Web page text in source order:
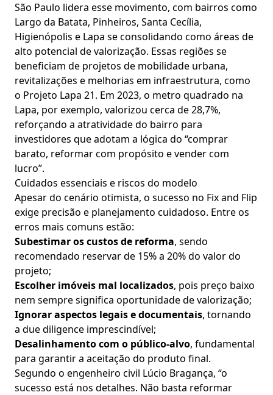
São Paulo lidera esse movimento, com bairros como
Largo da Batata, Pinheiros, Santa Cecília,
Higienópolis e Lapa se consolidando como áreas de
alto potencial de valorização. Essas regiões se
beneficiam de projetos de mobilidade urbana,
revitalizações e melhorias em infraestrutura, como
o Projeto Lapa 21. Em 2023, o metro quadrado na
Lapa, por exemplo, valorizou cerca de 28,7%,
reforçando a atratividade do bairro para
investidores que adotam a lógica do “comprar
barato, reformar com propósito e vender com
lucro”.
Cuidados essenciais e riscos do modelo
Apesar do cenário otimista, o sucesso no Fix and Flip
exige precisão e planejamento cuidadoso. Entre os
erros mais comuns estão:
Subestimar os custos de reforma, sendo
recomendado reservar de 15% a 20% do valor do
projeto;
Escolher imóveis mal localizados, pois preço baixo
nem sempre significa oportunidade de valorização;
Ignorar aspectos legais e documentais, tornando
a due diligence imprescindível;
Desalinhamento com o público-alvo, fundamental
para garantir a aceitação do produto final.
Segundo o engenheiro civil Lúcio Bragança, “o
sucesso está nos detalhes. Não basta reformar